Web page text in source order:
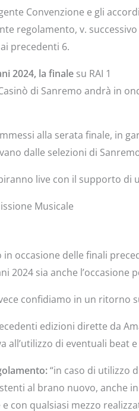
Convenzione e gli
regolamento, v.
precedenti 6.
2024, la finalesu RAI 1
di Sanremo andrà in
alla serata finale, in
dalle selezioni di
live con il supporto di
Musicale
in occasione delle finali
2024 sia anche
confidiamo in un ritorno
edizioni dirette da
all’utilizzo di eventuali beat
“in caso di utilizzo
al brano nuovo, anche
con qualsiasi mezzo